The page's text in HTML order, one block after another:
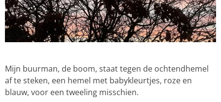
Mijn buurman, de boom, staat tegen de ochtendhemel
af te steken, een hemel met babykleurtjes, roze en
blauw, voor een tweeling misschien.